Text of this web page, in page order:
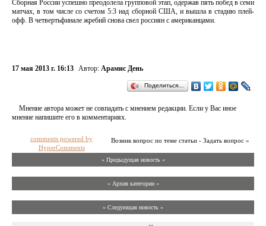
Сборная России успешно преодолела групповой этап, одержав пять побед в семи
матчах, в том числе со счетом 5:3 над сборной США, и вышла в стадию плей-
офф. В четвертьфинале жребий снова свел россиян с американцами.
17 мая 2013 г. 16:13 Автор: Арамис День
Поделиться…
Мнение автора может не совпадать с мнением редакции. Если у Вас иное
мнение напишите его в комментариях.
Возник вопрос по теме статьи - Задать вопрос »
comments powered by
HyperComments
« Предыдущая новость «
» Архив категории «
» Следующая новость »